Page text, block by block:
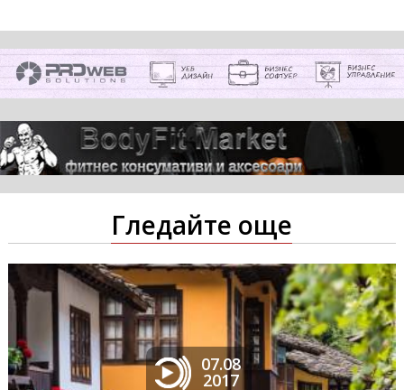
Гледайте още
07.08
2017